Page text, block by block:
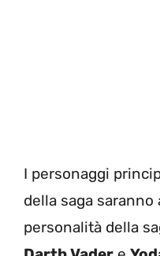
I personaggi
della saga
personalità della